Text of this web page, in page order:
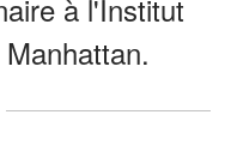
à l'Institut